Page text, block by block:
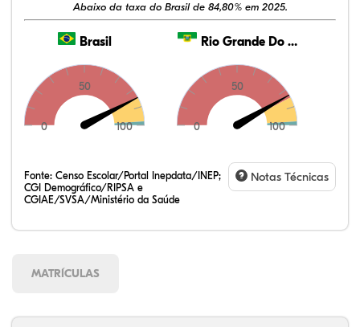
Abaixo da taxa do Brasil de 84,80% em 2025.
Brasil
0
50
100
Rio Grande Do Norte
0
50
100
Fonte: Censo Escolar/Portal Inepdata/INEP;
CGI Demográfico/RIPSA e
CGIAE/SVSA/Ministério da Saúde
Notas Técnicas
MATRÍCULAS